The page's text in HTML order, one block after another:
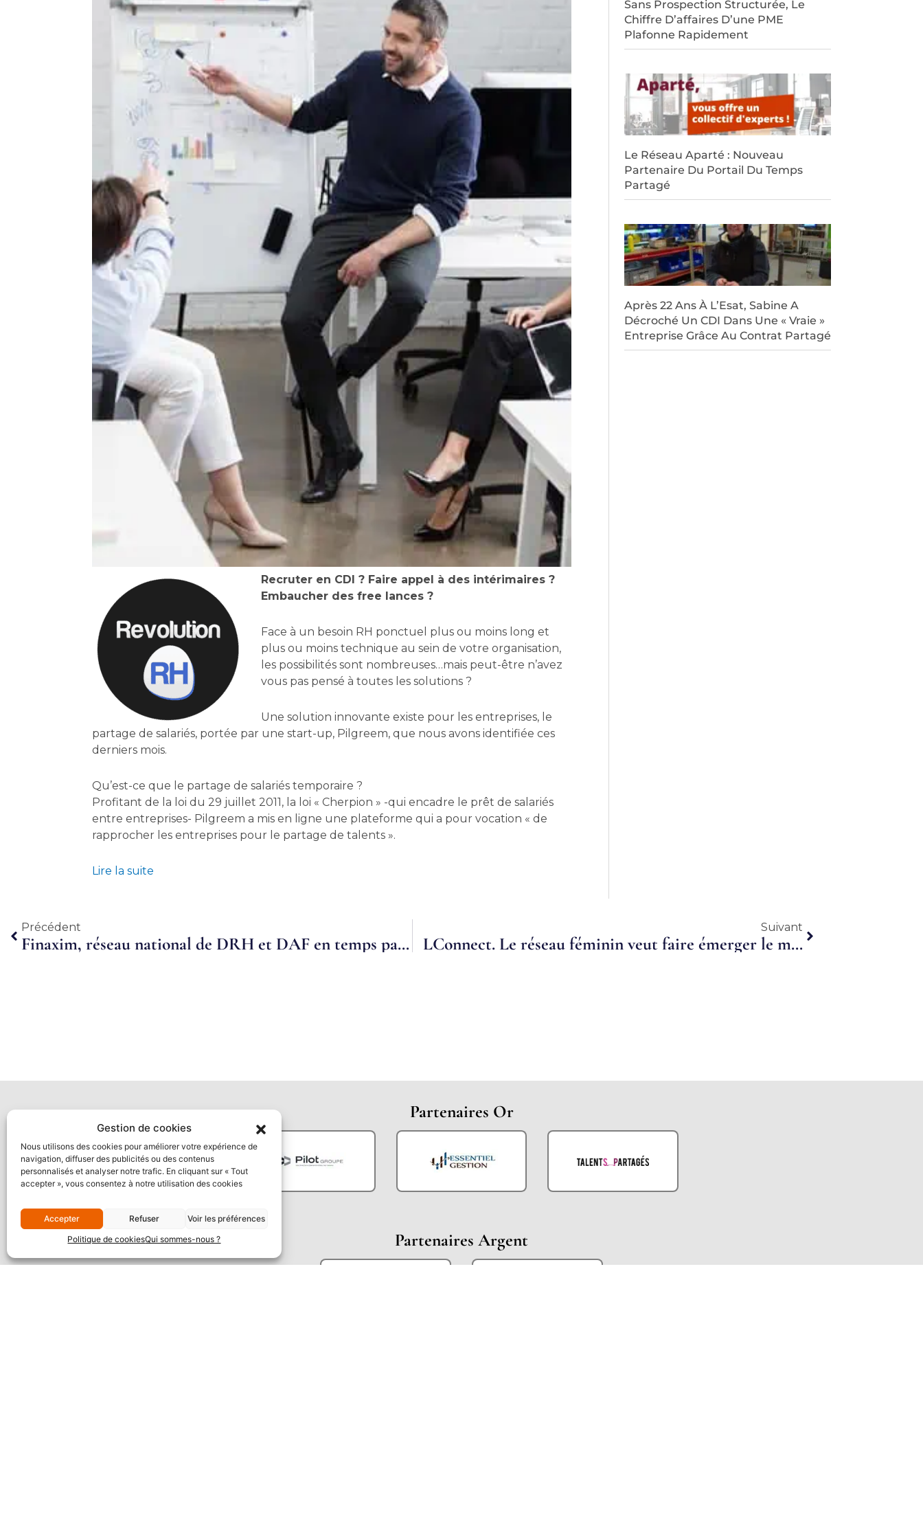
Gestion de cookies
Nous utilisons des cookies pour améliorer votre expérience de
navigation, diffuser des publicités ou des contenus
personnalisés et analyser notre trafic. En cliquant sur « Tout
accepter », vous consentez à notre utilisation des cookies
Accepter Refuser
Voir les préférences
Politique de cookiesQui sommes-nous ?
Recruter en CDI ? Faire appel à des intérimaires ?
Embaucher des free lances ?
Face à un besoin RH ponctuel plus ou moins long et
plus ou moins technique au sein de votre organisation,
les possibilités sont nombreuses…mais peut-être n’avez
vous pas pensé à toutes les solutions ?
Une solution innovante existe pour les entreprises, le
partage de salariés, portée par une start-up, Pilgreem, que nous avons identifiée ces
derniers mois.
Qu’est-ce que le partage de salariés temporaire ?
Profitant de la loi du 29 juillet 2011, la loi « Cherpion » -qui encadre le prêt de salariés
entre entreprises- Pilgreem a mis en ligne une plateforme qui a pour vocation « de
rapprocher les entreprises pour le partage de talents ».
Lire la suite
Sans Prospection Structurée, Le
Chiffre D’affaires D’une PME
Plafonne Rapidement
Le Réseau Aparté : Nouveau
Partenaire Du Portail Du Temps
Partagé
Après 22 Ans À L’Esat, Sabine A
Décroché Un CDI Dans Une « Vraie »
Entreprise Grâce Au Contrat Partagé
Précédent
Précédent
Finaxim, réseau national de DRH et DAF en temps partagé, s’implante en Midi-Pyrénées
Suivant
LConnect. Le réseau féminin veut faire émerger le multi salariat
Partenaires Or
Partenaires Argent